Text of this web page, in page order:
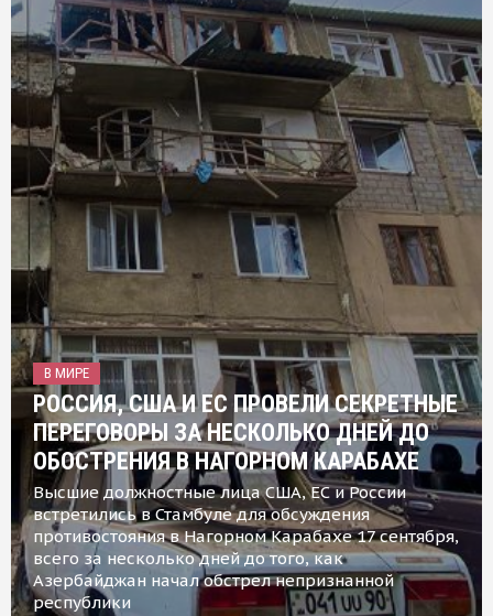
В МИРЕ
РОССИЯ, США И ЕС ПРОВЕЛИ СЕКРЕТНЫЕ
ПЕРЕГОВОРЫ ЗА НЕСКОЛЬКО ДНЕЙ ДО
ОБОСТРЕНИЯ В НАГОРНОМ КАРАБАХЕ
Высшие должностные лица США, ЕС и России
встретились в Стамбуле для обсуждения
противостояния в Нагорном Карабахе 17 сентября,
всего за несколько дней до того, как
Азербайджан начал обстрел непризнанной
республики